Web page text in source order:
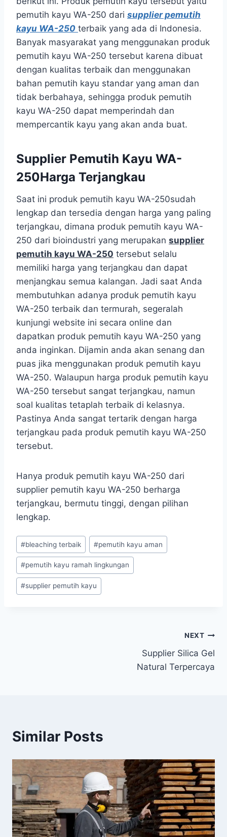
pemutih kayu WA-250 dari supplier pemutih
kayu WA-250 terbaik yang ada di Indonesia.
Banyak masyarakat yang menggunakan produk
pemutih kayu WA-250 tersebut karena dibuat
dengan kualitas terbaik dan menggunakan
bahan pemutih kayu standar yang aman dan
tidak berbahaya, sehingga produk pemutih
kayu WA-250 dapat memperindah dan
mempercantik kayu yang akan anda buat.
Supplier Pemutih Kayu WA-
250Harga Terjangkau
Saat ini produk pemutih kayu WA-250sudah
lengkap dan tersedia dengan harga yang paling
terjangkau, dimana produk pemutih kayu WA-
250 dari bioindustri yang merupakan supplier
pemutih kayu WA-250 tersebut selalu
memiliki harga yang terjangkau dan dapat
menjangkau semua kalangan. Jadi saat Anda
membutuhkan adanya produk pemutih kayu
WA-250 terbaik dan termurah, segeralah
kunjungi website ini secara online dan
dapatkan produk pemutih kayu WA-250 yang
anda inginkan. Dijamin anda akan senang dan
puas jika menggunakan produk pemutih kayu
WA-250. Walaupun harga produk pemutih kayu
WA-250 tersebut sangat terjangkau, namun
soal kualitas tetaplah terbaik di kelasnya.
Pastinya Anda sangat tertarik dengan harga
terjangkau pada produk pemutih kayu WA-250
tersebut.
Hanya produk pemutih kayu WA-250 dari
supplier pemutih kayu WA-250 berharga
terjangkau, bermutu tinggi, dengan pilihan
lengkap.
Post
Tags:
#bleaching terbaik #pemutih kayu aman
#pemutih kayu ramah lingkungan
#supplier pemutih kayu
NEXT
Supplier Silica Gel
Natural Terpercaya
Similar Posts